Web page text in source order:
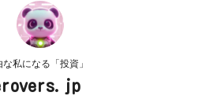
な私になる「投資」